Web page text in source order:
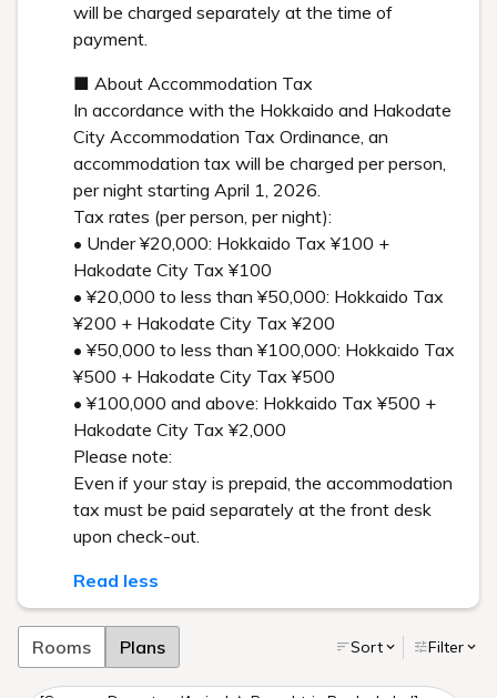
will be charged separately at the time of
payment.
■ About Accommodation Tax
In accordance with the Hokkaido and Hakodate
City Accommodation Tax Ordinance, an
accommodation tax will be charged per person,
per night starting April 1, 2026.
Tax rates (per person, per night):
• Under ¥20,000: Hokkaido Tax ¥100 +
Hakodate City Tax ¥100
• ¥20,000 to less than ¥50,000: Hokkaido Tax
¥200 + Hakodate City Tax ¥200
• ¥50,000 to less than ¥100,000: Hokkaido Tax
¥500 + Hakodate City Tax ¥500
• ¥100,000 and above: Hokkaido Tax ¥500 +
Hakodate City Tax ¥2,000
Please note:
Even if your stay is prepaid, the accommodation
tax must be paid separately at the front desk
upon check-out.
Read less
Rooms Plans Sort Filter